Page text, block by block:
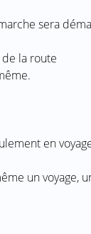
sera
de la route
en
un voyage,